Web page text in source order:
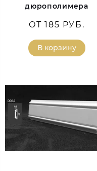
дюрополимера
ОТ 185 РУБ.
В корзину